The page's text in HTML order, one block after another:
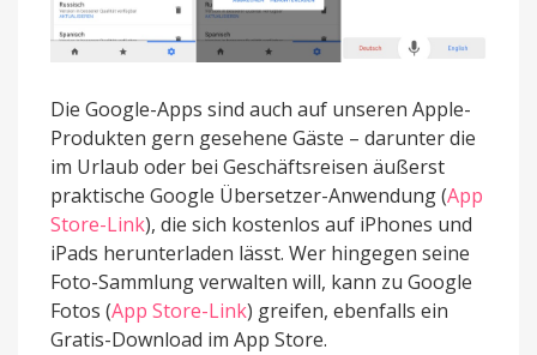
Die Google-Apps sind auch auf unseren Apple-
Produkten gern gesehene Gäste – darunter die
im Urlaub oder bei Geschäftsreisen äußerst
praktische Google Übersetzer-Anwendung (App
Store-Link), die sich kostenlos auf iPhones und
iPads herunterladen lässt. Wer hingegen seine
Foto-Sammlung verwalten will, kann zu Google
Fotos (App Store-Link) greifen, ebenfalls ein
Gratis-Download im App Store.